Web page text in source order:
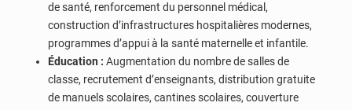
de santé, renforcement du personnel médical,
construction d’infrastructures hospitalières modernes,
programmes d’appui à la santé maternelle et infantile.
Éducation : Augmentation du nombre de salles de
classe, recrutement d’enseignants, distribution gratuite
de manuels scolaires, cantines scolaires, couverture